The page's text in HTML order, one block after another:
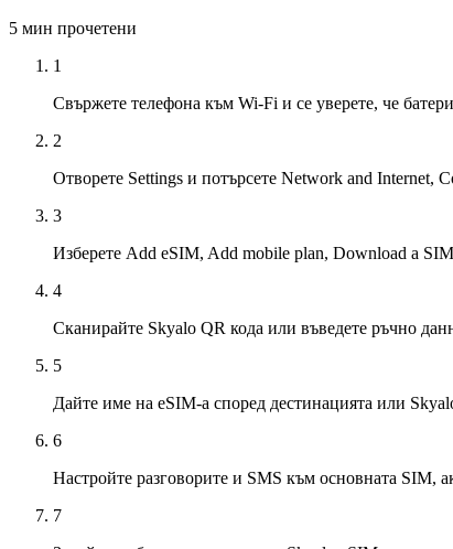
5 мин прочетени
1
Свържете телефона към Wi‑Fi и се уверете, че
2
Отворете Settings и потърсете Network and Internet,
3
Изберете Add eSIM, Add mobile plan, Download a
4
Сканирайте Skyalo QR кода или въведете ръчно
5
Дайте име на eSIM-а според дестинацията или
6
Настройте разговорите и SMS към основната SIM,
7